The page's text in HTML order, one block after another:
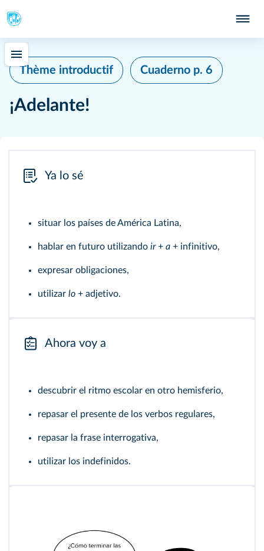
Thème introductif Cuaderno p. 6
¡Adelante!
Ya lo sé
situar los países de América Latina,
hablar en futuro utilizando ir+ a + infinitivo,
expresar obligaciones,
utilizar lo + adjetivo.
Ahora voy a
descubrir el ritmo escolar en otro hemisferio,
repasar el presente de los verbos regulares,
repasar la frase interrogativa,
utilizar los indefinidos.